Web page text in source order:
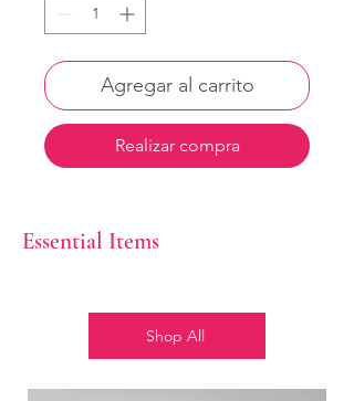
Agregar al carrito
Realizar compra
Essential Items
Shop All